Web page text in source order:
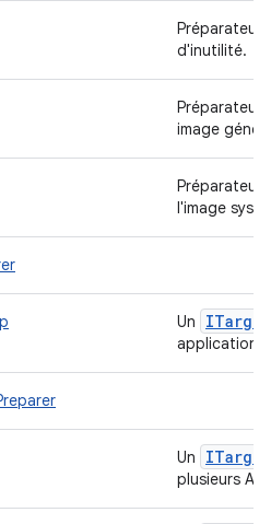
Préparateur
d'inutilité.
Préparateur
image
Préparateur
l'image
Un ITarget
applications
Un ITarget
plusieurs